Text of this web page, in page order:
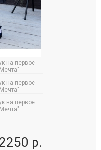
2250 р.